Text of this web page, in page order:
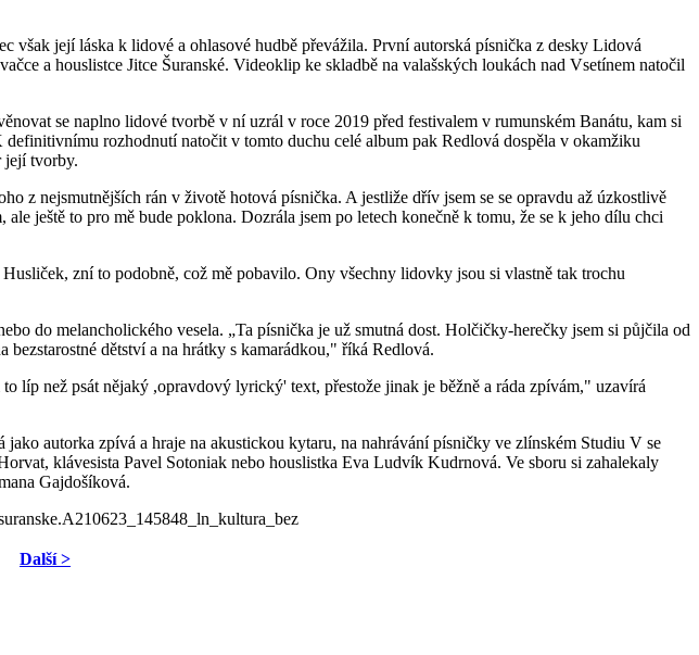
však její láska k lidové a ohlasové hudbě převážila. První autorská písnička z desky Lidová
a houslistce Jitce Šuranské. Videoklip ke skladbě na valašských loukách nad Vsetínem natočil
se naplno lidové tvorbě v ní uzrál v roce 2019 před festivalem v rumunském Banátu, kam si
rozhodnutí natočit v tomto duchu celé album pak Redlová dospěla v okamžiku
její tvorby.
z nejsmutnějších rán v životě hotová písnička. A jestliže dřív jsem se se opravdu až úzkostlivě
ještě to pro mě bude poklona. Dozrála jsem po letech konečně k tomu, že se k jeho dílu chci
zní to podobně, což mě pobavilo. Ony všechny lidovky jsou si vlastně tak trochu
do melancholického vesela. „Ta písnička je už smutná dost. Holčičky-herečky jsem si půjčila od
dětství a na hrátky s kamarádkou," říká Redlová.
líp než psát nějaký ,opravdový lyrický' text, přestože jinak je běžně a ráda zpívám," uzavírá
autorka zpívá a hraje na akustickou kytaru, na nahrávání písničky ve zlínském Studiu V se
klávesista Pavel Sotoniak nebo houslistka Eva Ludvík Kudrnová. Ve sboru si zahalekaly
Gajdošíková.
Další >